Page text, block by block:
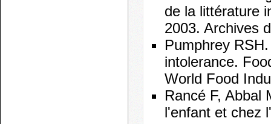
de la littérature
2003. Archives
Pumphrey
intolerance.
World Food
Rancé F, Abbal
l'enfant et chez